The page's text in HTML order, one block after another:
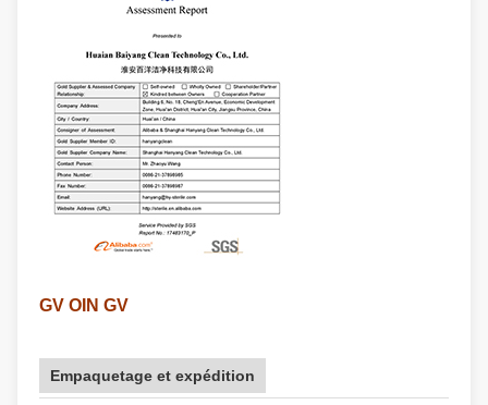
GV OIN GV
Empaquetage et expédition